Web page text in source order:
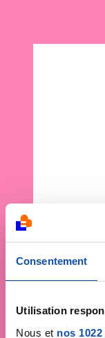
Consentement
Utilisation
Nous et nos